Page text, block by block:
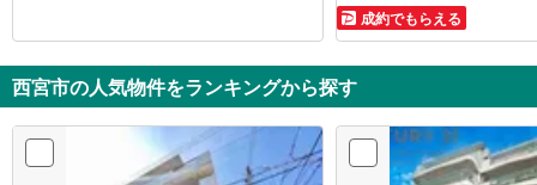
成約でもらえる
西宮市の人気物件をランキングから探す